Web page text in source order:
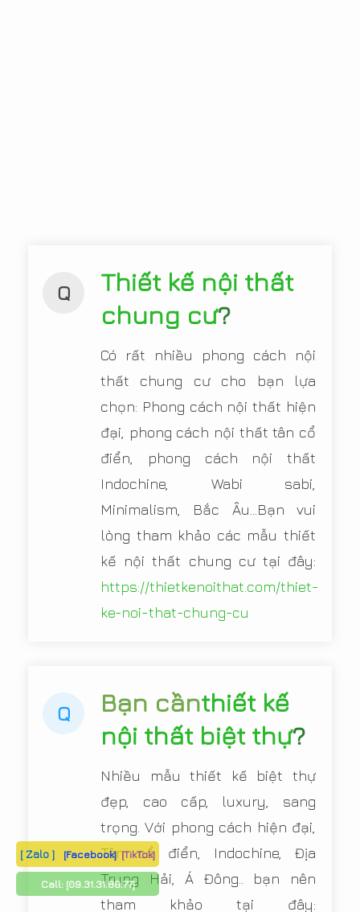
Q
Thiết kế nội thất
chung cư?
Có rất nhiều phong cách nội
thất chung cư cho bạn lựa
chọn: Phong cách nội thất hiện
đại, phong cách nội thất tân cổ
điển, phong cách nội thất
Indochine, Wabi sabi,
Minimalism, Bắc Âu...Bạn vui
lòng tham khảo các mẫu thiết
kế nội thất chung cư tại đây:
https://thietkenoithat.com/thiet-
ke-noi-that-chung-cu
Q Bạn cầnthiết kế
nội thất biệt thự?
Nhiều mẫu thiết kế biệt thự
đẹp, cao cấp, luxury, sang
trọng. Với phong cách hiện đại,
Tân cổ điển, Indochine, Địa
Trung Hải, Á Đông.. bạn nên
tham khảo tại đây:
[ Zalo ] [Facebook] [TikTok]
Call: [09.31.31.88.77]